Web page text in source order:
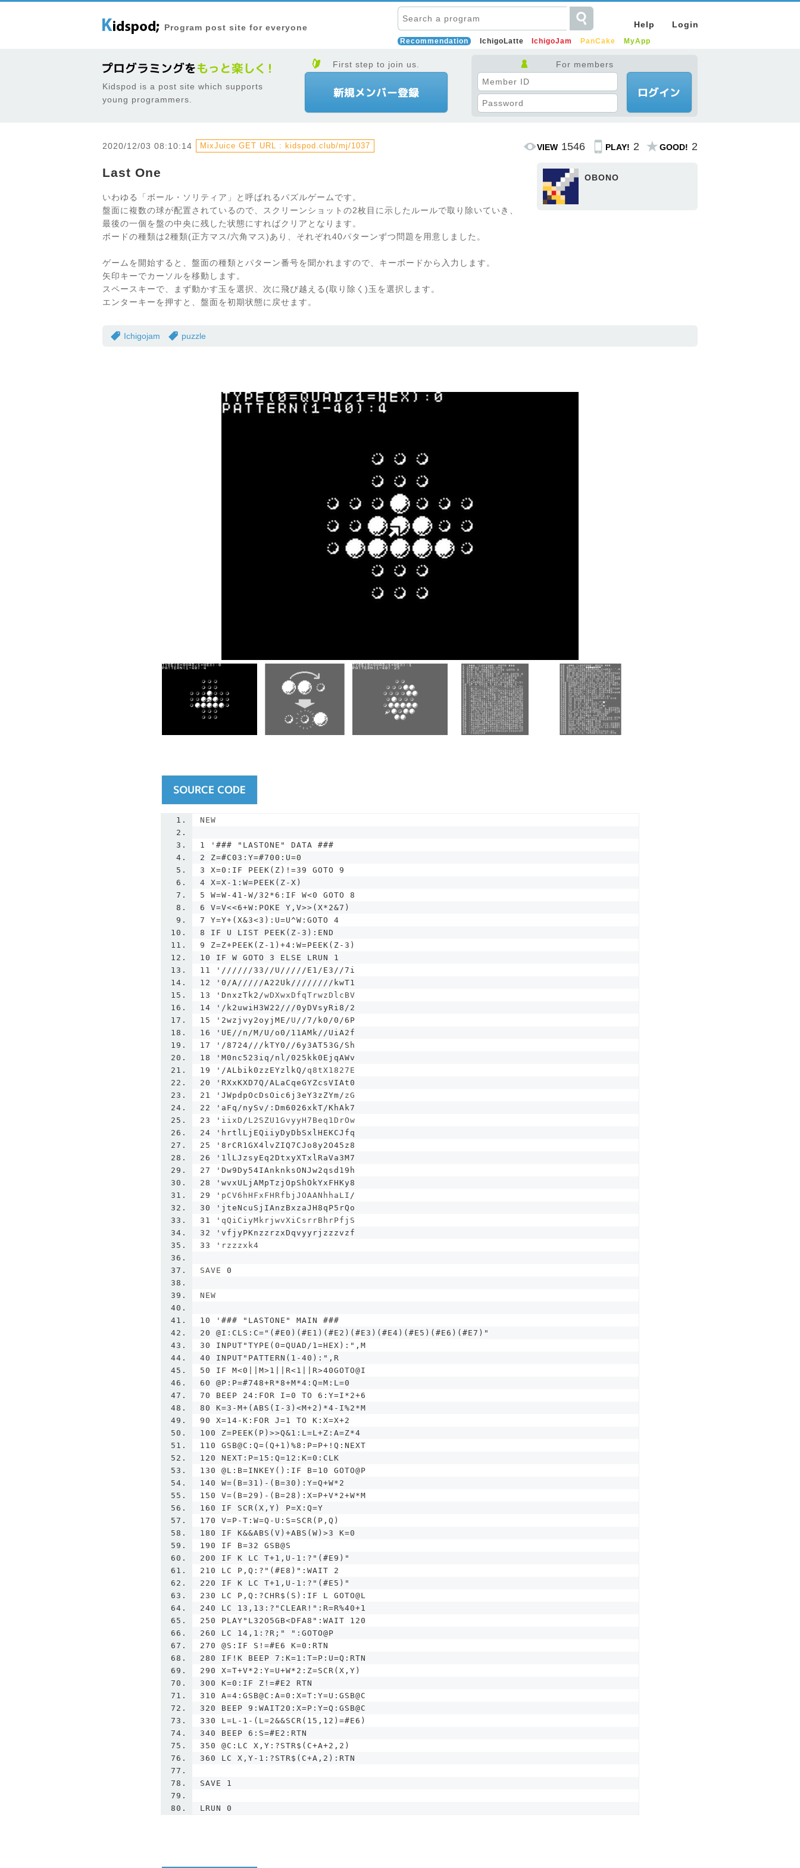
Program post site for everyone Help Login
Recommendation IchigoLatte IchigoJam PanCake MyApp
Kidspod is a post site which supports
young programmers.
First step to join us. For members
2020/12/03 08:10:14 MixJuice GET URL : kidspod.club/mj/1037 GOOD! 2
PLAY! 2
VIEW 1546
OBONO
Last One
いわゆる「ボール・ソリティア」と呼ばれるパズルゲームです。
盤面に複数の球が配置されているので、スクリーンショットの2枚目に示したルールで取り除いていき、
最後の一個を盤の中央に残した状態にすればクリアとなります。
ボードの種類は2種類(正方マス/六角マス)あり、それぞれ40パターンずつ問題を用意しました。
ゲームを開始すると、盤面の種類とパターン番号を聞かれますので、キーボードから入力します。
矢印キーでカーソルを移動します。
スペースキーで、まず動かす玉を選択、次に飛び越える(取り除く)玉を選択します。
エンターキーを押すと、盤面を初期状態に戻せます。
Ichigojam puzzle
NEW
1
'### "LASTONE" DATA ###
2 Z=#C03:Y=#700:U=0
3 X=0:IF PEEK(Z)!=39 GOTO 9
4 X=X-1:W=PEEK(Z-X)
5 W=W-41-W/32*6:IF W<0 GOTO 8
6 V=V<<6+W:POKE Y,V>>(X*2&7)
7 Y=Y+(X&3<3):U=U^W:GOTO 4
8 IF U LIST PEEK(Z-3):END
9 Z=Z+PEEK(Z-1)+4:W=PEEK(Z-3)
10 IF W GOTO 3 ELSE LRUN 1
11 ' //////33//U/////E1/E3//7i
12
'0/A/////A22Uk////////kwT1
13 ' DnxzTk2 /wDXwxDfqTrwzDlcBV
14
'/k2uwiH3W22///0yDVsyRi8/2
15 ' 2wzjvy2oyjME / U //7/k0/0/6P
16
'UE//n/M/U/o0/11AMk//UiA2f
17 ' /8724///kTY0//6y3AT53G/Sh
18
'M0nc523iq/nl/025kk0EjqAWv
19 ' /ALbik0zzEYzlkQ / q8tX1827E
20
'RXxKXD7Q/ALaCqeGYZcsVIAt0
21 ' JWpdpOcDsOic6j3eY3zZYm/ zG
22
'aFq/nySv/:Dm6026xkT/KhAk7
23 ' iixD / L2SZU1GvyyH7Beq1DrOw
24
'hrtlLjEQiiyDyDbSxlHEKCJfq
25 ' 8rCR1GX4lvZIQ7CJo8y2O45z8
26
'1lLJzsyEq2DtxyXTxlRaVa3M7
27 ' Dw9Dy54IAnknksONJw2qsd19h
28
'wvxULjAMpTzjOpShOkYxFHKy8
29 ' pCV6hHFxFHRfbjJOAANhhaLI /
30
'jteNcuSjIAnzBxzaJH8qP5rQo
31 ' qQiCiyMkrjwvXiCsrrBhrPfjS
32
'vfjyPKnzzrzxDqvyyrjzzzvzf
33 ' rzzzxk4
SAVE 0
NEW
10
'### "LASTONE" MAIN ###
20 @I:CLS:C="(#E0)(#E1)(#E2)(#E3)(#E4)(#E5)(#E6)(#E7)"
30 INPUT"TYPE(0=QUAD/1=HEX):",M
40 INPUT"PATTERN(1-40):",R
50 IF M<0||M>1||R<1||R>40GOTO@I
60 @P:P=#748+R*8+M*4:Q=M:L=0
70 BEEP 24:FOR I=0 TO 6:Y=I*2+6
80 K=3-M+(ABS(I-3)<M+2)*4-I%2*M
90 X=14-K:FOR J=1 TO K:X=X+2
100 Z=PEEK(P)>>Q&1:L=L+Z:A=Z*4
110 GSB@C:Q=(Q+1)%8:P=P+!Q:NEXT
120 NEXT:P=15:Q=12:K=0:CLK
130 @L:B=INKEY():IF B=10 GOTO@P
140 W=(B=31)-(B=30):Y=Q+W*2
150 V=(B=29)-(B=28):X=P+V*2+W*M
160 IF SCR(X,Y) P=X:Q=Y
170 V=P-T:W=Q-U:S=SCR(P,Q)
180 IF K&&ABS(V)+ABS(W)>3 K=0
190 IF B=32 GSB@S
200 IF K LC T+1,U-1:?"(#E9)"
210 LC P,Q:?"(#E8)":WAIT 2
220 IF K LC T+1,U-1:?"(#E5)"
230 LC P,Q:?CHR$(S):IF L GOTO@L
240 LC 13,13:?"CLEAR!":R=R%40+1
250 PLAY"L32O5GB<DFA8":WAIT 120
260 LC 14,1:?R;" ":GOTO@P
270 @S:IF S!=#E6 K=0:RTN
280 IF!K BEEP 7:K=1:T=P:U=Q:RTN
290 X=T+V*2:Y=U+W*2:Z=SCR(X,Y)
300 K=0:IF Z!=#E2 RTN
310 A=4:GSB@C:A=0:X=T:Y=U:GSB@C
320 BEEP 9:WAIT20:X=P:Y=Q:GSB@C
330 L=L-1-(L=2&&SCR(15,12)=#E6)
340 BEEP 6:S=#E2:RTN
350 @C:LC X,Y:?STR$(C+A+2,2)
360 LC X,Y-1:?STR$(C+A,2):RTN
SAVE 1
LRUN 0